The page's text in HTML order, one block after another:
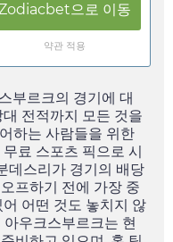
으로 이동
약관 적용
부르크의 경기에 대
전적까지 모든 것을
하는 사람들을 위한
료 스포츠 픽으로 시
데스리가 경기의 배당
프하기 전에 가장 중
어떤 것도 놓치지 않
우크스부르크는 현